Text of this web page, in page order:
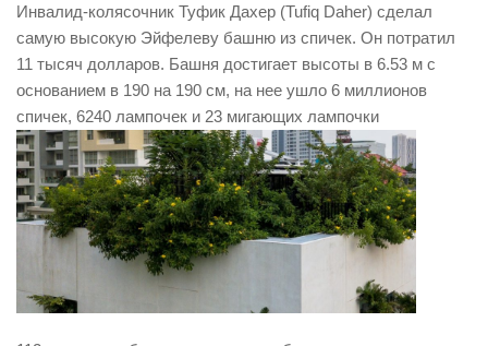
Инвалид-колясочник Туфик Дахер (Tufiq Daher) сделал
самую высокую Эйфелеву башню из спичек. Он потратил
11 тысяч долларов. Башня достигает высоты в 6.53 м с
основанием в 190 на 190 см, на нее ушло 6 миллионов
спичек, 6240 лампочек и 23 мигающих лампочки